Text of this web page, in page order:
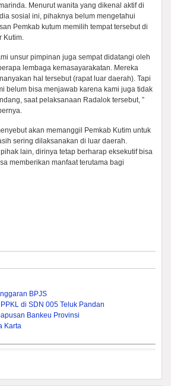
Menurut wanita yang dikenal aktif di
sosial ini, pihaknya belum mengetahui
Pemkab kutum memilih tempat tersebut di
Kutim.
unsur pimpinan juga sempat didatangi oleh
lembaga kemasayarakatan. Mereka
hal tersebut (rapat luar daerah). Tapi
belum bisa menjawab karena kami juga tidak
saat pelaksanaan Radalok tersebut, ”
akan memanggil Pemkab Kutim untuk
sering dilaksanakan di luar daerah.
lain, dirinya tetap berharap eksekutif bisa
memberikan manfaat terutama bagi
BPJS
di SDN 005 Teluk Pandan
Bankeu Provinsi
Karta